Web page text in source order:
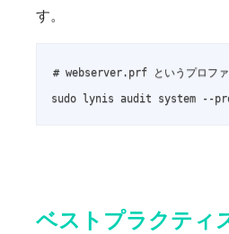
す。
# webserver.prf というプロファ
sudo lynis audit system --
ベストプラクティ